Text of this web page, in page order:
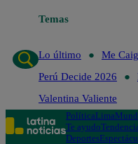
Temas
Me Caigo de Risa
Lo último
Me
Perú Decide 2026
Valentina Valiente
PolíticaLima
Te ayudo
Deportes